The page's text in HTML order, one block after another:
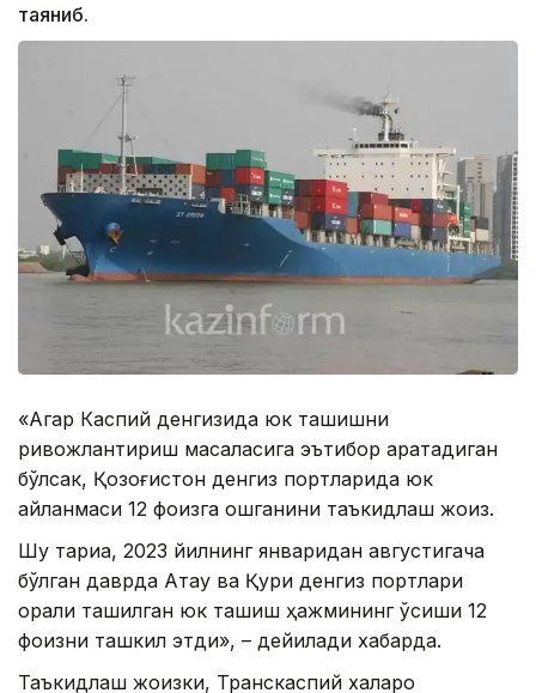
таяниб.
«Агар Каспий денгизида юк ташишни
ривожлантириш масаласига эътибор қаратадиган
бўлсак, Қозоғистон денгиз портларида юк
айланмаси 12 фоизга ошганини таъкидлаш жоиз.
Шу тариқа, 2023 йилнинг январидан августигача
бўлган даврда Ақтау ва Қуриқ денгиз портлари
орқали ташилган юк ташиш ҳажмининг ўсиши 12
фоизни ташкил этди», – дейилади хабарда.
Таъкидлаш жоизки, Транскаспий халқаро